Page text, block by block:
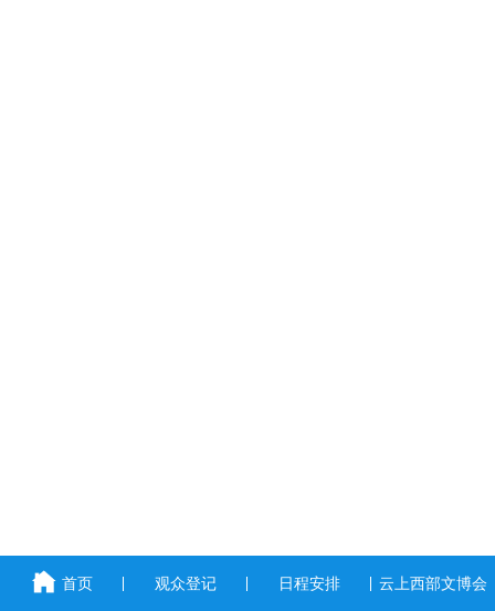
首页 观众登记 日程安排 云上西部文博会